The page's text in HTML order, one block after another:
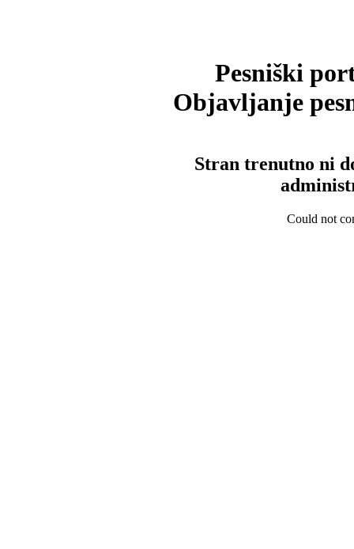
Pesniški
Objavljanje
Stran trenutno ni
Could not